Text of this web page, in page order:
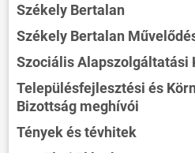
Székely Bertalan
Székely Bertalan
Szociális Alapszolgáltatási
Településfejlesztési és
Bizottság meghívói
Tények és tévhitek